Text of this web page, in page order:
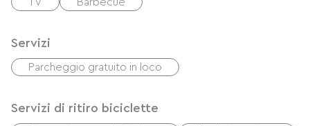
Servizi
Parcheggio gratuito in loco
Servizi di ritiro biciclette